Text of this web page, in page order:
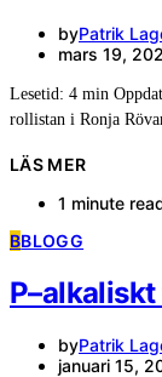
byPatrik
mars 19,
Lesetid: 4 min
rollistan i Ronja
LÄS MER
1 minute
BBLOGG
byPatrik
januari 15,